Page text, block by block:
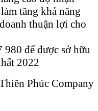
tăng khả năng
thuận lợi cho
để được sở hữu
2022
Phúc Company